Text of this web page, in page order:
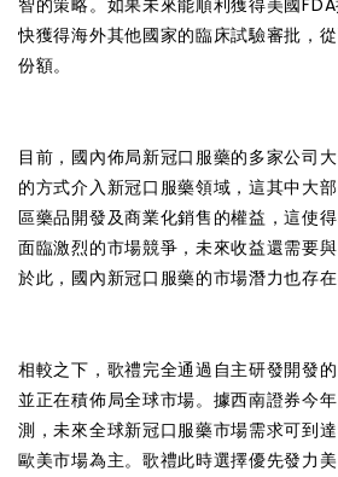
智的策略。如果未來能順利獲得美國
快獲得海外其他國家的臨床試驗審批，
份額。
目前，國內佈局新冠口服藥的多家公司
的方式介入新冠口服藥領域，這其中大
區藥品開發及商業化銷售的權益，這使
面臨激烈的市場競爭，未來收益還需要
於此，國內新冠口服藥的市場潛力也存在
相較之下，歌禮完全通過自主研發開發
並正在積佈局全球市場。據西南證券今
測，未來全球新冠口服藥市場需求可到
歐美市場為主。歌禮此時選擇優先發力